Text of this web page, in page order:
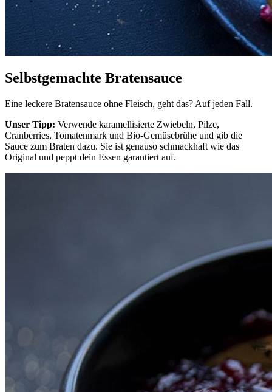
Selbstgemachte Bratensauce
Eine leckere Bratensauce ohne Fleisch, geht das? Auf jeden Fall.
Unser Tipp: Verwende karamellisierte Zwiebeln, Pilze,
Cranberries, Tomatenmark und Bio-Gemüsebrühe und gib die
Sauce zum Braten dazu. Sie ist genauso schmackhaft wie das
Original und peppt dein Essen garantiert auf.